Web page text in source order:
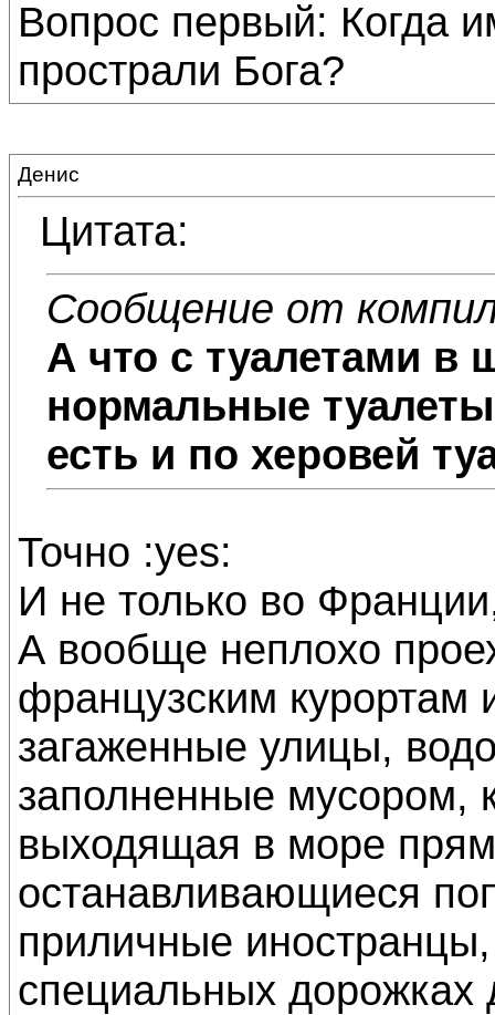
Вопрос первый: Когда
прострали Бога?
Денис
Цитата:
Сообщение от
А что с туалетами в
нормальные
есть и по херовей
Точно :yes:
И не только во
А вообще неплохо
французским курортам
загаженные улицы,
заполненные мусором,
выходящая в море
останавливающиеся
приличные
специальных